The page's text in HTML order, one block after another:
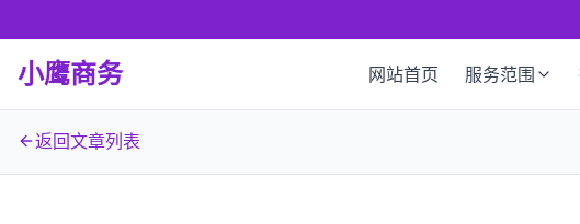
小鹰商务 网站首页 服务范围
返回文章列表